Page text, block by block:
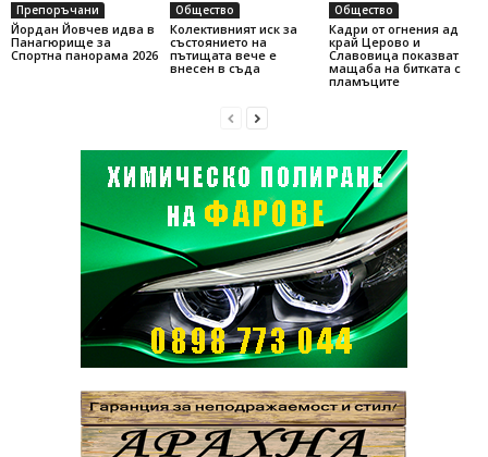
Препоръчани
Йордан Йовчев идва в
Панагюрище за
Спортна панорама 2026
Общество
Колективният иск за
състоянието на
пътищата вече е
внесен в съда
Общество
Кадри от огнения ад
край Церово и
Славовица показват
мащаба на битката с
пламъците